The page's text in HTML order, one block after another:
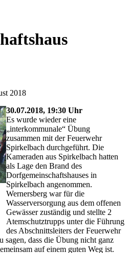
2018
30.07.2018, 19:30 Uhr
Es wurde wieder eine
„interkommunale“ Übung
zusammen mit der Feuerwehr
Spirkelbach durchgeführt. Die
Kameraden aus Spirkelbach hatten
als Lage den Brand des
Dorfgemeinschaftshauses in
Spirkelbach angenommen.
Wernersberg war für die
Wasserversorgung aus dem offenen
Gewässer zuständig und stellte 2
Atemschutztrupps unter die Führung
des Abschnittsleiters der Feuerwehr
sagen, dass die Übung nicht ganz
auf einem guten Weg ist.